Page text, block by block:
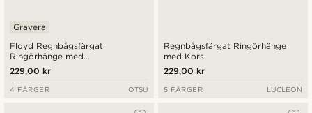
Floyd Regnbågsfärgat
Ringörhänge med
Vinghängsmycke
Gravera
229,00 kr
4 FÄRGER OTSU
Regnbågsfärgat Ringörhänge
med Kors
229,00 kr
5 FÄRGER LUCLEON